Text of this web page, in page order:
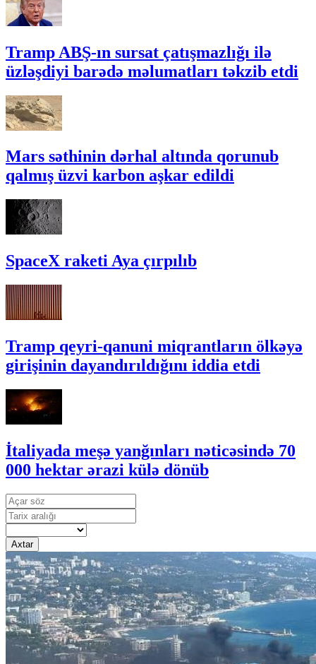
Tramp ABŞ-ın sursat çatışmazlığı ilə
üzləşdiyi barədə məlumatları təkzib etdi
Mars səthinin dərhal altında qorunub
qalmış üzvi karbon aşkar edildi
SpaceX raketi Aya çırpılıb
Tramp qeyri-qanuni miqrantların ölkəyə
girişinin dayandırıldığını iddia etdi
İtaliyada meşə yanğınları nəticəsində 70
000 hektar ərazi külə dönüb
Axtar